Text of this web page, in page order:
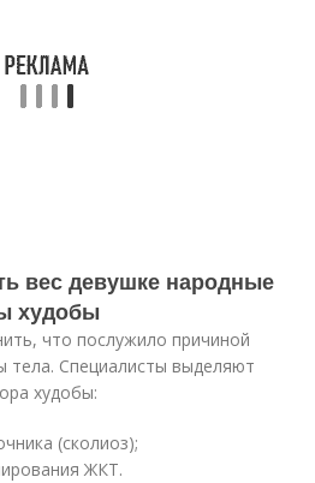
вес девушке народные
худобы
что послужило причиной
тела. Специалисты выделяют
худобы:
(сколиоз);
ЖКТ.